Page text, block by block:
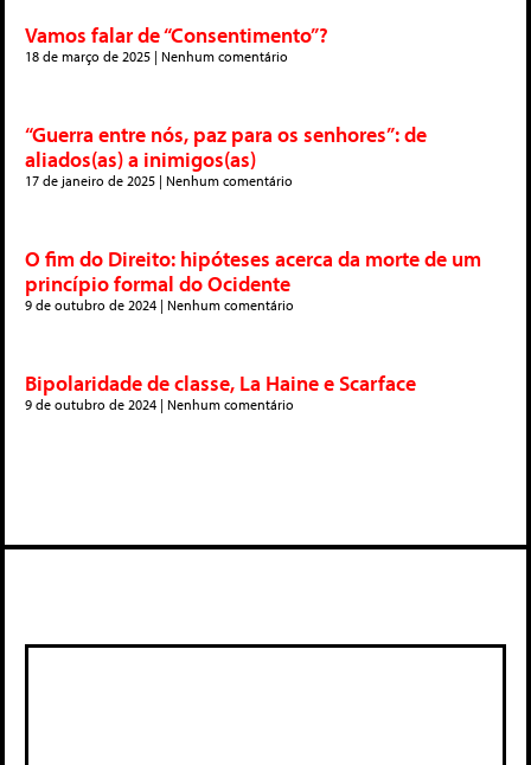
Vamos falar de “Consentimento”?
18 de março de 2025 Nenhum comentário
“Guerra entre nós, paz para os senhores”: de
aliados(as) a inimigos(as)
17 de janeiro de 2025 Nenhum comentário
O fim do Direito: hipóteses acerca da morte de um
princípio formal do Ocidente
9 de outubro de 2024 Nenhum comentário
Bipolaridade de classe, La Haine e Scarface
9 de outubro de 2024 Nenhum comentário